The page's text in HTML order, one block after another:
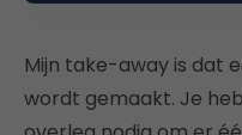
Mijn take-away is dat
wordt gemaakt. Je